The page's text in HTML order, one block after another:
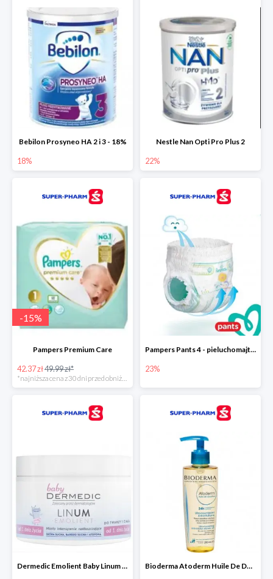
Bebilon Prosyneo HA 2 i 3 - 18%
18%
Nestle Nan Opti Pro Plus 2
22%
-15%
Pampers Premium Care
42.37 zł49.99 zł*
Pampers Pants 4 - pieluchomajtki dla dzieci (9-15kg)
23%
Dermedic Emolient Baby Linum 225 g Bioderma Atoderm Huile De Douche - nawilżający olejek do kąpieli i pod prysznic